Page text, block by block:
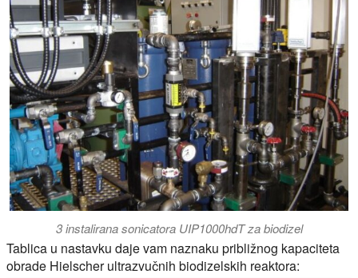
3 instalirana sonicatora UIP1000hdT za biodizel
Tablica u nastavku daje vam naznaku približnog kapaciteta
obrade Hielscher ultrazvučnih biodizelskih reaktora: